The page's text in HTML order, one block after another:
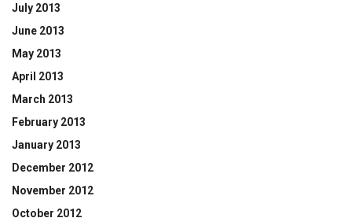
July 2013
June 2013
May 2013
April 2013
March 2013
February 2013
January 2013
December 2012
November 2012
October 2012